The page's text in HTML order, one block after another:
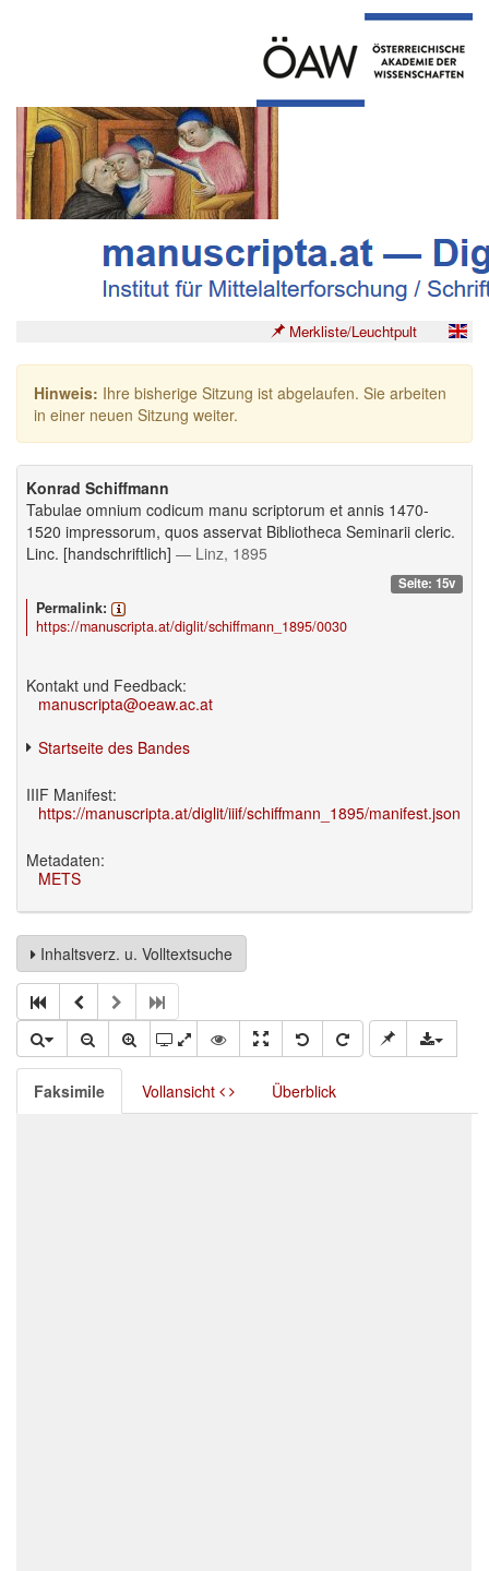
Merkliste/Leuchtpult
Hinweis: Ihre bisherige Sitzung ist abgelaufen. Sie arbeiten
in einer neuen Sitzung weiter.
Konrad Schiffmann
Tabulae omnium codicum manu scriptorum et annis 1470-
1520 impressorum, quos asservat Bibliotheca Seminarii cleric.
Linc. [handschriftlich] — Linz, 1895
Seite: 15v
Permalink:
https://manuscripta.at/diglit/schiffmann_1895/0030
Kontakt und Feedback:
manuscripta@oeaw.ac.at
Startseite des Bandes
IIIF Manifest:
https://manuscripta.at/diglit/iiif/schiffmann_1895/manifest.json
Metadaten:
METS
Inhaltsverz. u. Volltextsuche
Faksimile Vollansicht Überblick